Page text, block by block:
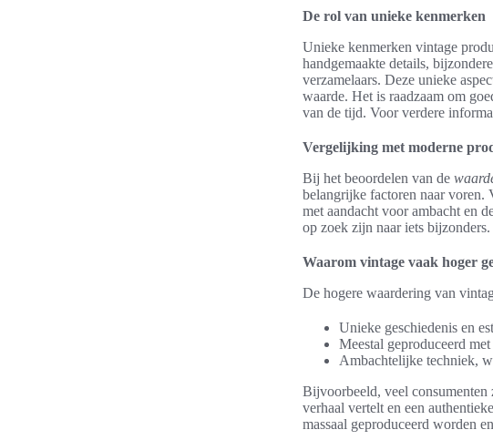
De rol van unieke kenmerken
Unieke kenmerken vintage
handgemaakte details,
verzamelaars. Deze unieke
waarde. Het is raadzaam om
van de tijd. Voor verdere
Vergelijking met moderne
Bij het beoordelen van de
belangrijke factoren naar voren.
met aandacht voor ambacht en
op zoek zijn naar iets bijzonders.
Waarom vintage vaak hoger
De hogere waardering van
Unieke geschiedenis en
Meestal geproduceerd
Ambachtelijke techniek,
Bijvoorbeeld, veel consumenten
verhaal vertelt en een
massaal geproduceerd worden